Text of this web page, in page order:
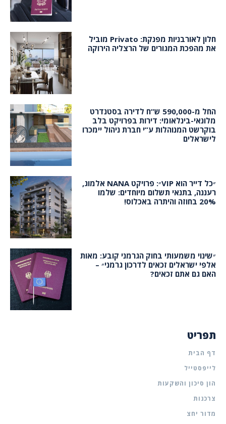
חלון לאורבניות מפנקת: Privato מוביל
את מהפכת המגורים של הרצליה הירוקה
החל מ-590,000 ש”ח לדירה בסטנדרט
מלונאי-בינלאומי: דירות בפרויקט בלב
בוקרשט המנוהלות ע”י חברת ניהול יימכרו
לישראלים
״כל דייר הוא VIP״: פרויקט NANA אלמוג,
רעננה, בתנאי תשלום מיוחדים: שלמו
20% בחוזה והיתרה באכלוס!
״שינוי משמעותי בחוק הגרמני קובע: מאות
אלפי ישראלים זכאים לדרכון גרמני״ –
האם גם אתם זכאים?
תפריט
דף הבית
לייפסטייל
הון סיכון והשקעות
צרכנות
מדור יחצ